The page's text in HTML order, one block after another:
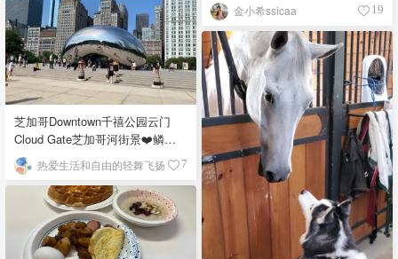
金小希ssicaa 19
芝加哥Downtown千禧公园云门
Cloud Gate芝加哥河街景❤️鳞次
栉比的高楼
热爱生活和自由的轻舞飞扬 7